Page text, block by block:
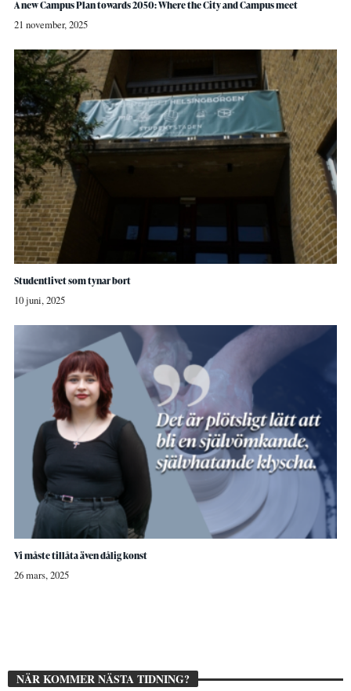
A new Campus Plan towards 2050: Where the City and Campus meet
21 november, 2025
Studentlivet som tynar bort
10 juni, 2025
Vi måste tillåta även dålig konst
26 mars, 2025
NÄR KOMMER NÄSTA TIDNING?